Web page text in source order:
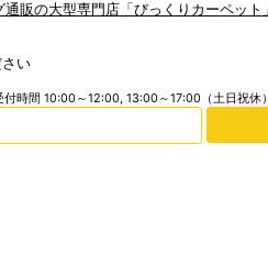
い
付時間 10:00～12:00, 13:00～17:00（土日祝休）